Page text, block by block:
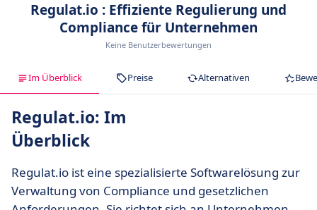
Regulat.io : Effiziente Regulierung und
Compliance für Unternehmen
Keine Benutzerbewertungen
Im Überblick Preise Alternativen
Regulat.io: Im
Überblick
Regulat.io ist eine spezialisierte Softwarelösung zur
Verwaltung von Compliance und gesetzlichen